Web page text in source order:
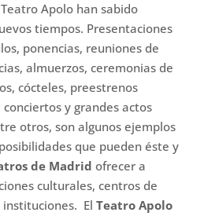
Apolo han sabido
tiempos. Presentaciones
ponencias, reuniones de
almuerzos, ceremonias de
cócteles, preestrenos
y grandes actos
otros, son algunos ejemplos
que pueden éste y
de Madrid ofrecer a
culturales, centros de
El Teatro Apolo